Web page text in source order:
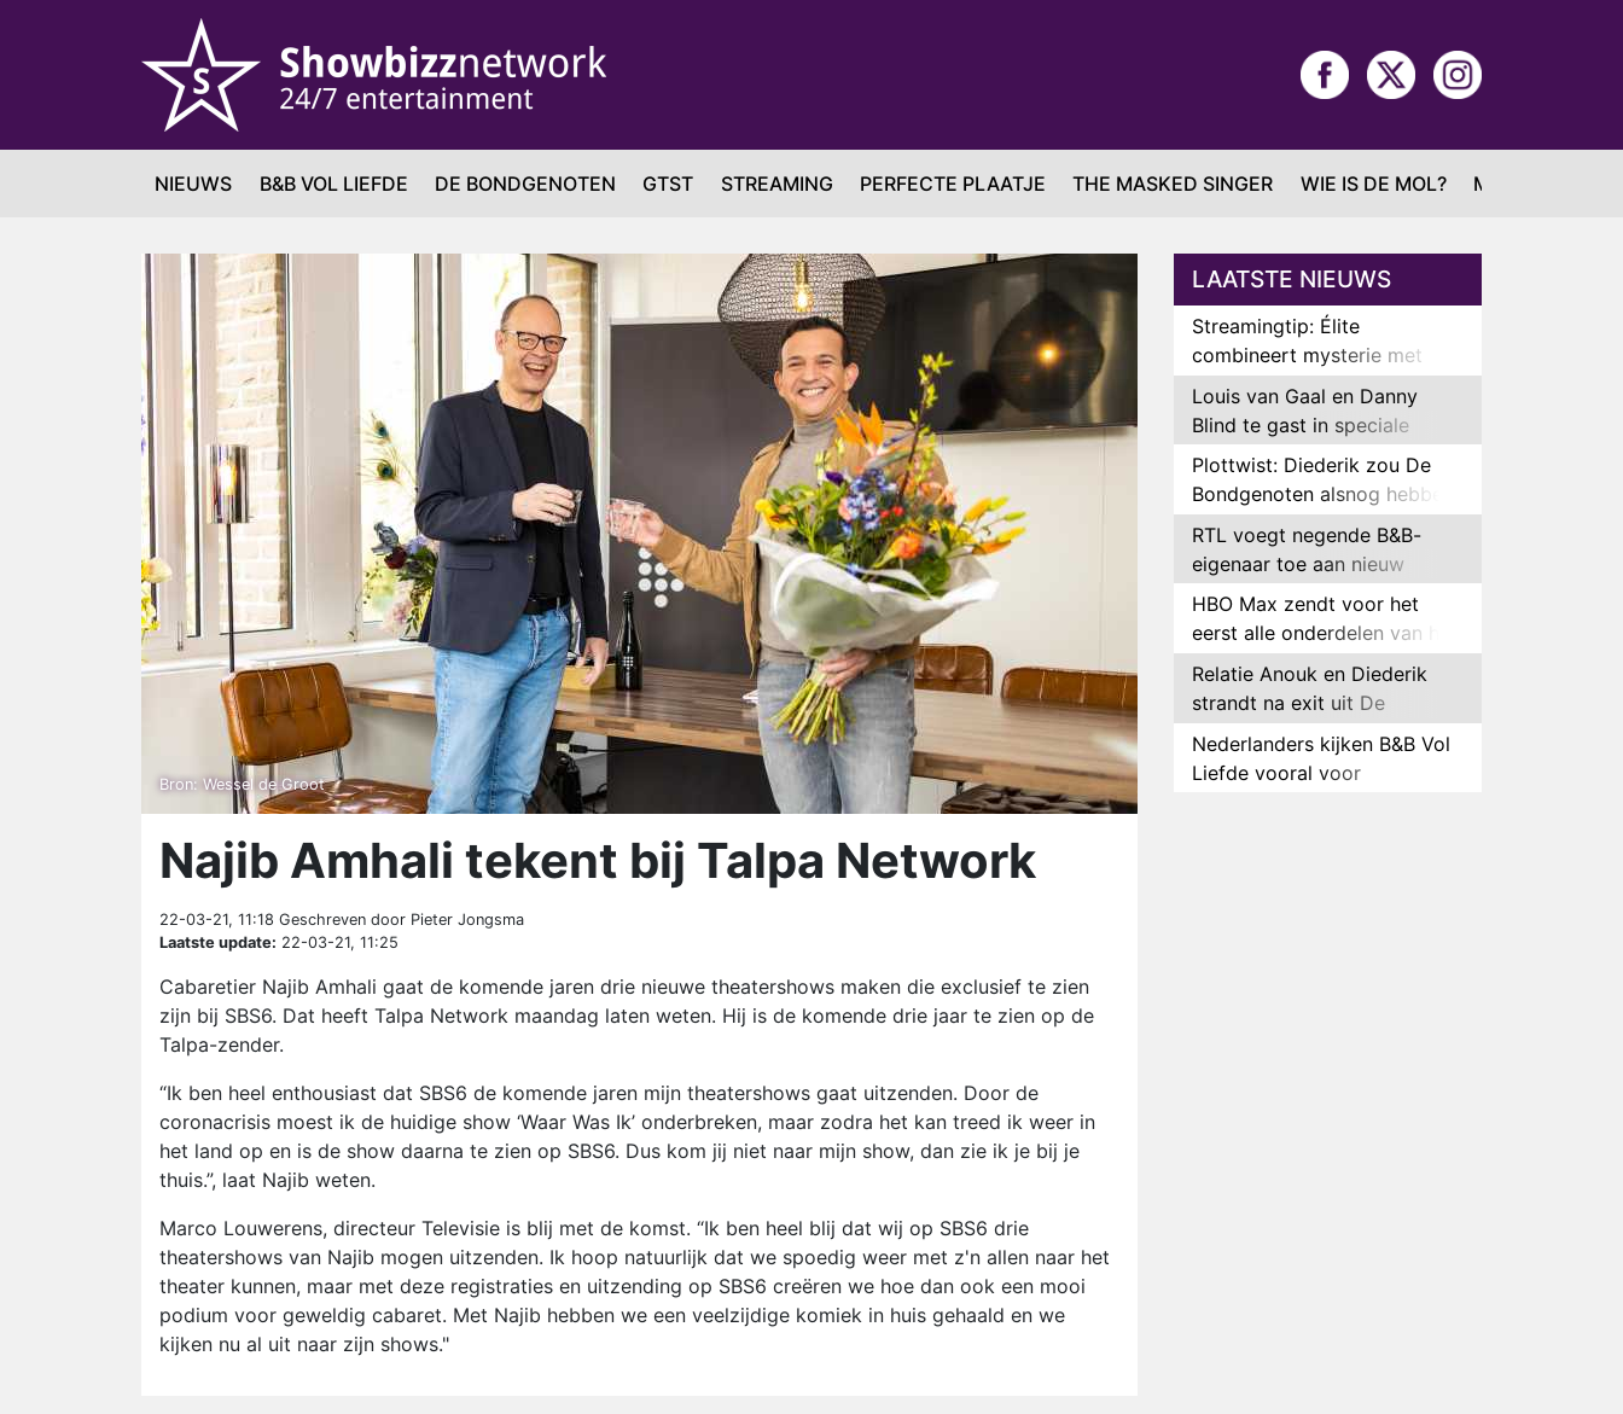
NIEUWS B&B VOL LIEFDE DE BONDGENOTEN GTST STREAMING PERFECTE PLAATJE THE MASKED SINGER WIE IS DE MOL? MAFS
Bron: Wessel de Groot
Najib Amhali tekent bij Talpa Network
22-03-21, 11:18 Geschreven door Pieter Jongsma
Laatste update: 22-03-21, 11:25
Cabaretier Najib Amhali gaat de komende jaren drie nieuwe theatershows maken die exclusief te zien
zijn bij SBS6. Dat heeft Talpa Network maandag laten weten. Hij is de komende drie jaar te zien op de
Talpa-zender.
“Ik ben heel enthousiast dat SBS6 de komende jaren mijn theatershows gaat uitzenden. Door de
coronacrisis moest ik de huidige show ‘Waar Was Ik’ onderbreken, maar zodra het kan treed ik weer in
het land op en is de show daarna te zien op SBS6. Dus kom jij niet naar mijn show, dan zie ik je bij je
thuis.”, laat Najib weten.
Marco Louwerens, directeur Televisie is blij met de komst. “Ik ben heel blij dat wij op SBS6 drie
theatershows van Najib mogen uitzenden. Ik hoop natuurlijk dat we spoedig weer met z'n allen naar het
theater kunnen, maar met deze registraties en uitzending op SBS6 creëren we hoe dan ook een mooi
podium voor geweldig cabaret. Met Najib hebben we een veelzijdige komiek in huis gehaald en we
kijken nu al uit naar zijn shows."
LAATSTE NIEUWS
Streamingtip: Élite
combineert mysterie met
romantie
Louis van Gaal en Danny
Blind te gast in speciale
aflevering van Tussen de
Palen
Plottwist: Diederik zou De
Bondgenoten alsnog hebben
verlaten
RTL voegt negende B&B-
eigenaar toe aan nieuw
seizoen B&B Vol Liefde
HBO Max zendt voor het
eerst alle onderdelen van het
EK Atletiek uit
Relatie Anouk en Diederik
strandt na exit uit De
Bondgenoten
Nederlanders kijken B&B Vol
Liefde vooral voor